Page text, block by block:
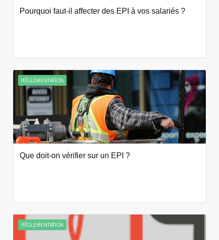
Pourquoi faut-il affecter des EPI à vos salariés ?
RÉGLEMENTATION
Que doit-on vérifier sur un EPI ?
RÉGLEMENTATION